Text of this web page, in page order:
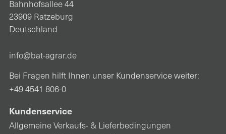
Bahnhofsallee 44
23909 Ratzeburg
Deutschland
info@bat-agrar.de
Bei Fragen hilft Ihnen unser Kundenservice weiter:
+49 4541 806-0
Kundenservice
Allgemeine Verkaufs- & Lieferbedingungen